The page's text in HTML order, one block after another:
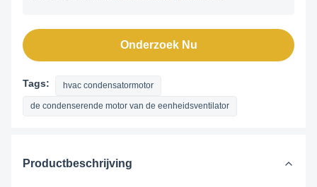
Onderzoek Nu
Tags: hvac condensatormotor
de condenserende motor van de eenheidsventilator
Productbeschrijving